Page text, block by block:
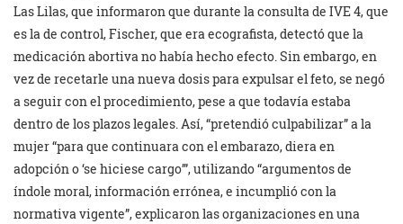
Las Lilas, que informaron que durante la consulta de IVE 4, que
es la de control, Fischer, que era ecografista, detectó que la
medicación abortiva no había hecho efecto. Sin embargo, en
vez de recetarle una nueva dosis para expulsar el feto, se negó
a seguir con el procedimiento, pese a que todavía estaba
dentro de los plazos legales. Así, “pretendió culpabilizar” a la
mujer “para que continuara con el embarazo, diera en
adopción o ‘se hiciese cargo’”, utilizando “argumentos de
índole moral, información errónea, e incumplió con la
normativa vigente”, explicaron las organizaciones en una